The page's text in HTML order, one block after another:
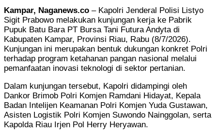
Kampar, Naganews.co – Kapolri Jenderal Polisi Listyo
Sigit Prabowo melakukan kunjungan kerja ke Pabrik
Pupuk Batu Bara PT Bursa Tani Futura Andyta di
Kabupaten Kampar, Provinsi Riau, Rabu (8/7/2026).
Kunjungan ini merupakan bentuk dukungan konkret Polri
terhadap program ketahanan pangan nasional melalui
pemanfaatan inovasi teknologi di sektor pertanian.
Dalam kunjungan tersebut, Kapolri didampingi oleh
Dankor Brimob Polri Komjen Ramdani Hidayat, Kepala
Badan Intelijen Keamanan Polri Komjen Yuda Gustawan,
Asisten Logistik Polri Komjen Suwondo Nainggolan, serta
Kapolda Riau Irjen Pol Herry Heryawan.